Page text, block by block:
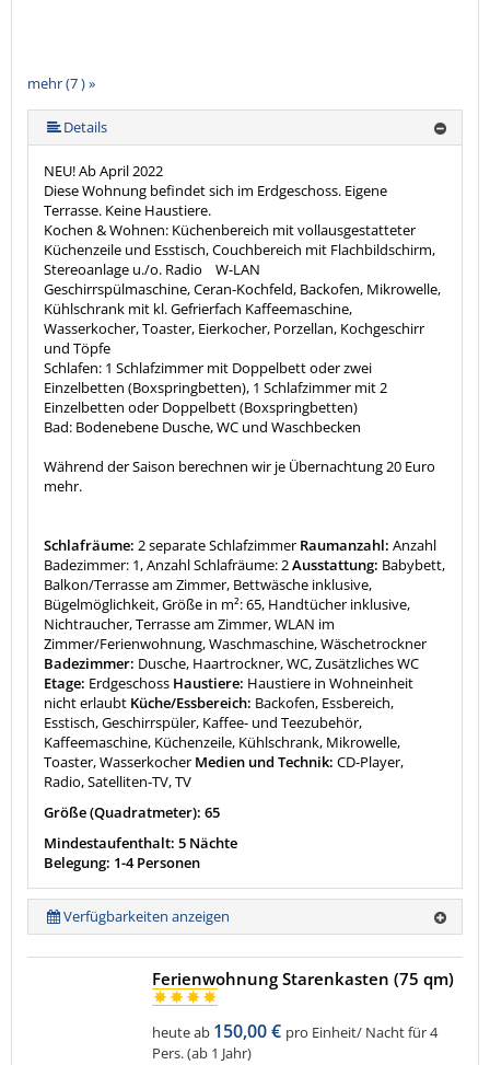
mehr (7 ) »
mehr (7 ) »
mehr (7 ) »
mehr (7 ) »
Details
NEU! Ab April 2022
Diese Wohnung befindet sich im Erdgeschoss. Eigene
Terrasse. Keine Haustiere.
Kochen & Wohnen: Küchenbereich mit vollausgestatteter
Küchenzeile und Esstisch, Couchbereich mit Flachbildschirm,
Stereoanlage u./o. Radio W-LAN
Geschirrspülmaschine, Ceran-Kochfeld, Backofen, Mikrowelle,
Kühlschrank mit kl. Gefrierfach Kaffeemaschine,
Wasserkocher, Toaster, Eierkocher, Porzellan, Kochgeschirr
und Töpfe
Schlafen: 1 Schlafzimmer mit Doppelbett oder zwei
Einzelbetten (Boxspringbetten), 1 Schlafzimmer mit 2
Einzelbetten oder Doppelbett (Boxspringbetten)
Bad: Bodenebene Dusche, WC und Waschbecken
Während der Saison berechnen wir je Übernachtung 20 Euro
mehr.
Schlafräume: 2 separate Schlafzimmer Raumanzahl: Anzahl
Badezimmer: 1, Anzahl Schlafräume: 2Ausstattung: Babybett,
Balkon/Terrasse am Zimmer, Bettwäsche inklusive,
Bügelmöglichkeit, Größe in m²: 65, Handtücher inklusive,
Nichtraucher, Terrasse am Zimmer, WLAN im
Zimmer/Ferienwohnung, Waschmaschine, Wäschetrockner
Badezimmer: Dusche, Haartrockner, WC, Zusätzliches WC
Etage: Erdgeschoss Haustiere: Haustiere in Wohneinheit
nicht erlaubt Küche/Essbereich: Backofen, Essbereich,
Esstisch, Geschirrspüler, Kaffee- und Teezubehör,
Kaffeemaschine, Küchenzeile, Kühlschrank, Mikrowelle,
Toaster, Wasserkocher Medien und Technik: CD-Player,
Radio, Satelliten-TV, TV
Größe (Quadratmeter): 65
Mindestaufenthalt: 5 Nächte
Belegung: 1-4 Personen
Verfügbarkeiten anzeigen
Ferienwohnung Starenkasten (75 qm)
heute ab 150,00 € pro Einheit/ Nacht für 4
Pers. (ab 1 Jahr)